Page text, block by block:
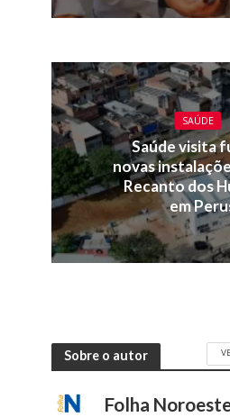
SAÚDE
Saúde visita
novas
Recanto dos
em
Sobre o autor
Folha